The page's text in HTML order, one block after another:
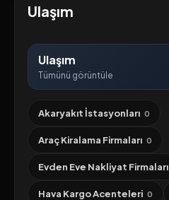
Ulaşım
Ulaşım
Tümünü görüntüle
Akaryakıt İstasyonları 0
Araç Kiralama Firmaları 0
Evden Eve Nakliyat Firmaları
Hava Kargo Acenteleri 0